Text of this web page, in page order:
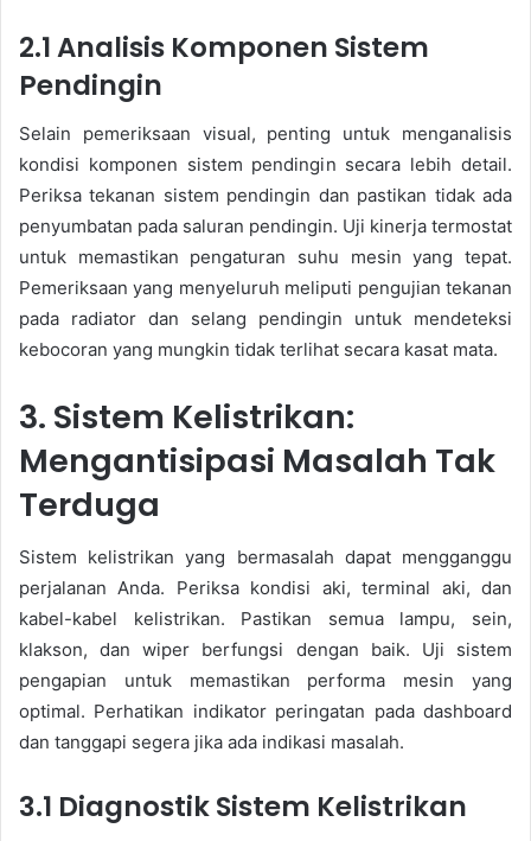
2.1 Analisis Komponen Sistem
Pendingin
Selain pemeriksaan visual, penting untuk menganalisis
kondisi komponen sistem pendingin secara lebih detail.
Periksa tekanan sistem pendingin dan pastikan tidak ada
penyumbatan pada saluran pendingin. Uji kinerja termostat
untuk memastikan pengaturan suhu mesin yang tepat.
Pemeriksaan yang menyeluruh meliputi pengujian tekanan
pada radiator dan selang pendingin untuk mendeteksi
kebocoran yang mungkin tidak terlihat secara kasat mata.
3. Sistem Kelistrikan:
Mengantisipasi Masalah Tak
Terduga
Sistem kelistrikan yang bermasalah dapat mengganggu
perjalanan Anda. Periksa kondisi aki, terminal aki, dan
kabel-kabel kelistrikan. Pastikan semua lampu, sein,
klakson, dan wiper berfungsi dengan baik. Uji sistem
pengapian untuk memastikan performa mesin yang
optimal. Perhatikan indikator peringatan pada dashboard
dan tanggapi segera jika ada indikasi masalah.
3.1 Diagnostik Sistem Kelistrikan